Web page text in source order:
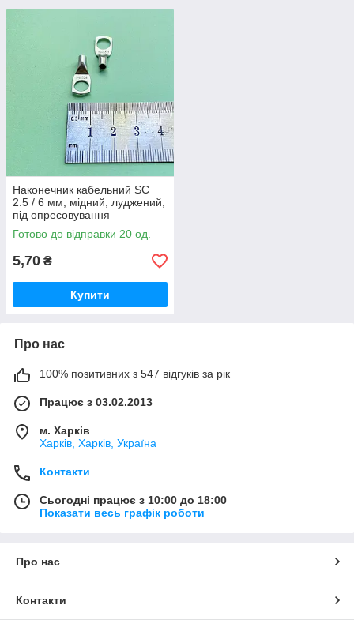
Наконечник кабельний SC
2.5 / 6 мм, мідний, луджений,
під опресовування
Готово до відправки 20 од.
5,70 ₴
Купити
Про нас
100% позитивних з 547 відгуків за рік
Працює з 03.02.2013
м. Харків
Харків, Харків, Україна
Контакти
Сьогодні працює з 10:00 до 18:00
Показати весь графік роботи
Про нас
Контакти